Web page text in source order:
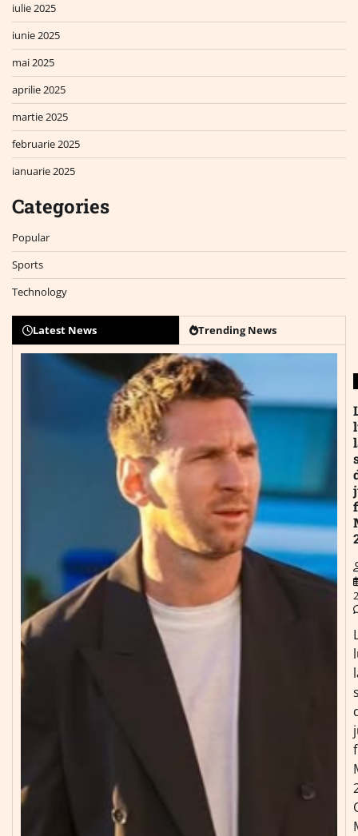
iulie 2025
iunie 2025
mai 2025
aprilie 2025
martie 2025
februarie 2025
ianuarie 2025
Categories
Popular
Sports
Technology
Latest News Trending News